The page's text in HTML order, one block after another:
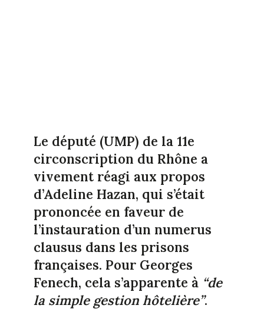
Le député (UMP) de la 11e
circonscription du Rhône a
vivement réagi aux propos
d’Adeline Hazan, qui s’était
prononcée en faveur de
l’instauration d’un numerus
clausus dans les prisons
françaises. Pour Georges
Fenech, cela s’apparente à “de
la simple gestion hôtelière”.